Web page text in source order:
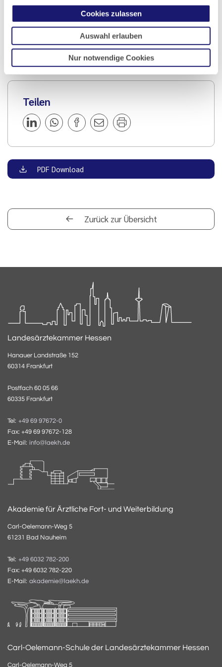
Cookies zulassen
Auswahl erlauben
Nur notwendige Cookies
Artikel geschrieben von:
Thomas Gerlesberger
Stephan Heinrich Nolte
Teilen
PDF Download
Zurück zur Übersicht
Landesärztekammer Hessen
Hanauer Landstraße 152
60314 Frankfurt
Postfach 60 05 66
60335 Frankfurt
Tel: +49 69 97672-0
Fax: +49 69 97672-128
E-Mail: info@laekh.de
Akademie für Ärztliche Fort- und Weiterbildung
Carl-Oelemann-Weg 5
61231 Bad Nauheim
Tel: +49 6032 782-200
Fax: +49 6032 782-220
E-Mail: akademie@laekh.de
Carl-Oelemann-Schule der Landesärztekammer Hessen
Carl-Oelemann-Weg 5